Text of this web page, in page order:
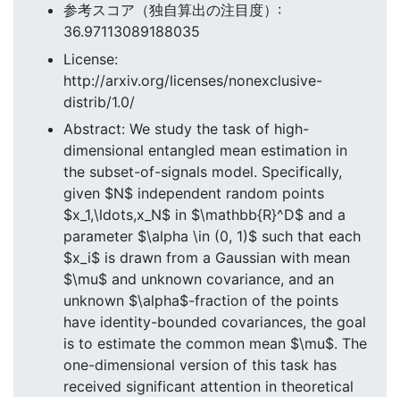
参考スコア（独自算出の注目度）:
36.97113089188035
License:
http://arxiv.org/licenses/nonexclusive-
distrib/1.0/
Abstract: We study the task of high-
dimensional entangled mean estimation in
the subset-of-signals model. Specifically,
given $N$ independent random points
$x_1,\ldots,x_N$ in $\mathbb{R}^D$ and a
parameter $\alpha \in (0, 1)$ such that each
$x_i$ is drawn from a Gaussian with mean
$\mu$ and unknown covariance, and an
unknown $\alpha$-fraction of the points
have identity-bounded covariances, the goal
is to estimate the common mean $\mu$. The
one-dimensional version of this task has
received significant attention in theoretical